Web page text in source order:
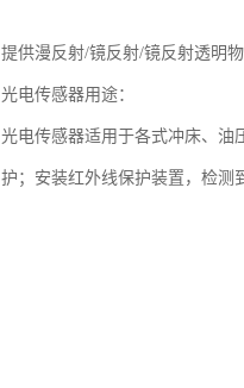
提供漫反射/镜反射/镜反射透明
光电传感器用途：
光电传感器适用于各式冲床、油
护；安装红外线保护装置，检测